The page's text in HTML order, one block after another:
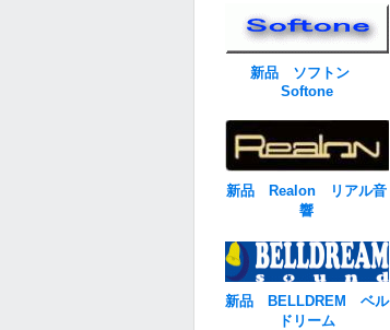
新品 ソフトン
Softone
新品 Realon リアル音
響
新品 BELLDREM ベル
ドリーム